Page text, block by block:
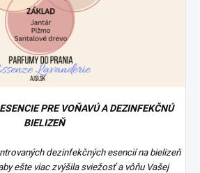
PRE VOŇAVÚ A DEZINFEKČNÚ
BIELIZEŇ
dezinfekčných esencií na bielizeň
ešte viac zvýšila sviežosť a vôňu Vašej